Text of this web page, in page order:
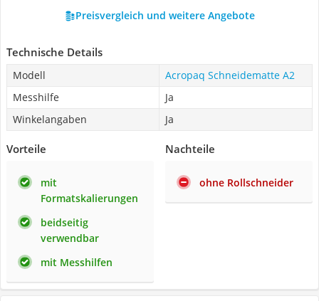
Preisvergleich und weitere Angebote
Technische Details
Modell
Acropaq Schneidematte A2
Messhilfe
Ja
Winkelangaben
Ja
Vorteile
mit
Formatskalierungen
beidseitig
verwendbar
mit Messhilfen
Nachteile
ohne Rollschneider